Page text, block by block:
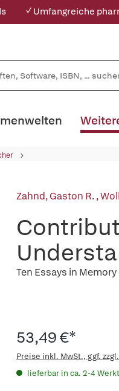
✓ Umfangreiche
Zahnd, Gaston R.,
Ten Essays in
53,49 €*
Preise inkl. MwSt., ggf.
lieferbar in ca. 2-4